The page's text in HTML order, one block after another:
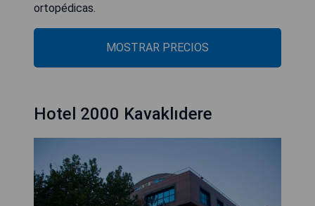
ortopédicas.
MOSTRAR PRECIOS
Hotel 2000 Kavaklıdere